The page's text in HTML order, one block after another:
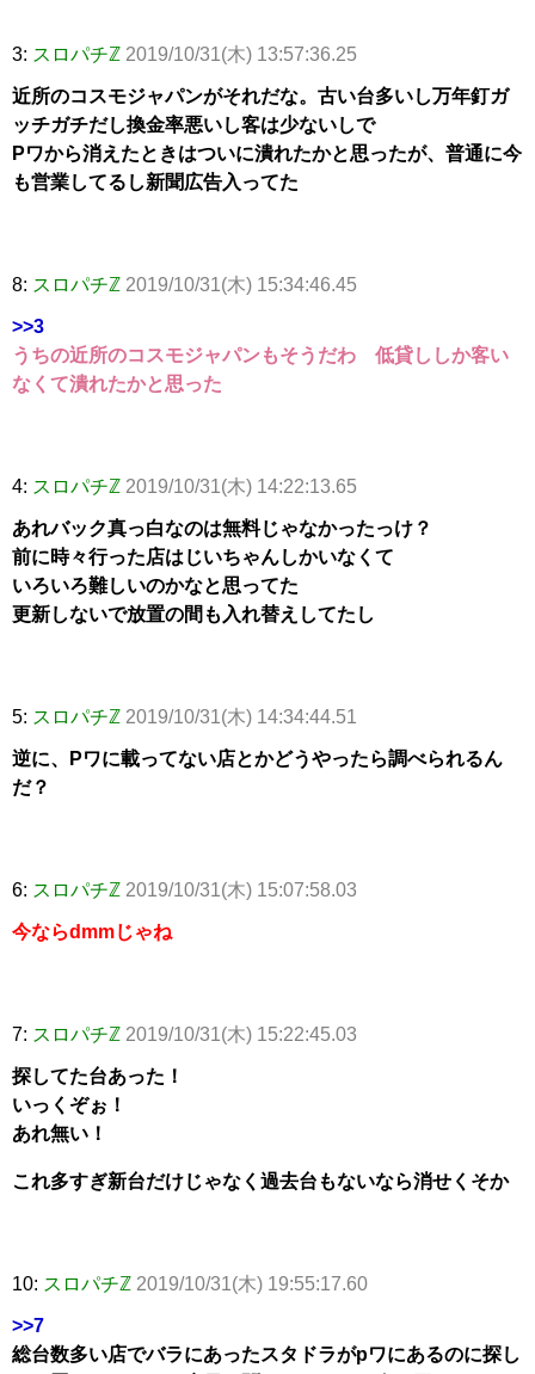
3: スロパチℤ 2019/10/31(木) 13:57:36.25
近所のコスモジャパンがそれだな。古い台多いし万年釘ガ
ッチガチだし換金率悪いし客は少ないしで
Pワから消えたときはついに潰れたかと思ったが、普通に今
も営業してるし新聞広告入ってた
8: スロパチℤ 2019/10/31(木) 15:34:46.45
>>3
うちの近所のコスモジャパンもそうだわ 低貸ししか客い
なくて潰れたかと思った
4: スロパチℤ 2019/10/31(木) 14:22:13.65
あれバック真っ白なのは無料じゃなかったっけ？
前に時々行った店はじいちゃんしかいなくて
いろいろ難しいのかなと思ってた
更新しないで放置の間も入れ替えしてたし
5: スロパチℤ 2019/10/31(木) 14:34:44.51
逆に、Pワに載ってない店とかどうやったら調べられるん
だ？
6: スロパチℤ 2019/10/31(木) 15:07:58.03
今ならdmmじゃね
7: スロパチℤ 2019/10/31(木) 15:22:45.03
探してた台あった！
いっくぞぉ！
あれ無い！
これ多すぎ新台だけじゃなく過去台もないなら消せくそか
10: スロパチℤ 2019/10/31(木) 19:55:17.60
>>7
総台数多い店でバラにあったスタドラがpワにあるのに探し